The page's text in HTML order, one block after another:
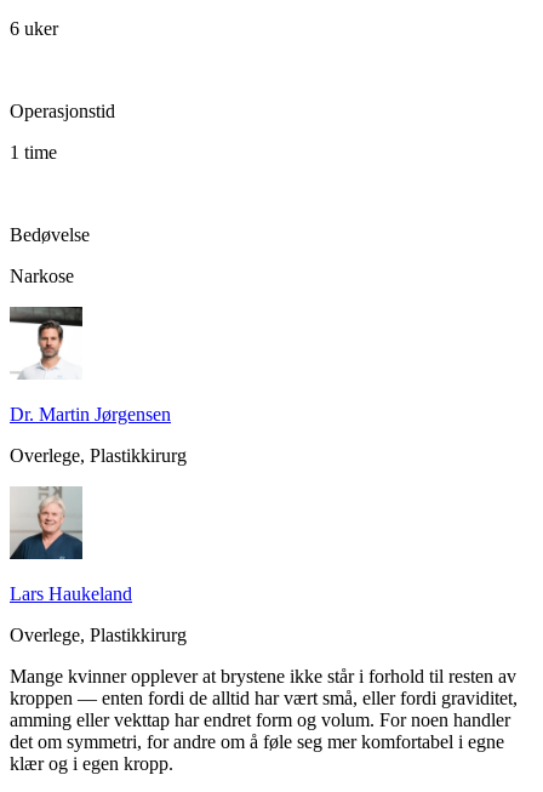
6 uker
Operasjonstid
1 time
Bedøvelse
Narkose
Dr. Martin Jørgensen
Overlege, Plastikkirurg
Lars Haukeland
Overlege, Plastikkirurg
Mange kvinner opplever at brystene ikke står i forhold til resten av
kroppen — enten fordi de alltid har vært små, eller fordi graviditet,
amming eller vekttap har endret form og volum. For noen handler
det om symmetri, for andre om å føle seg mer komfortabel i egne
klær og i egen kropp.